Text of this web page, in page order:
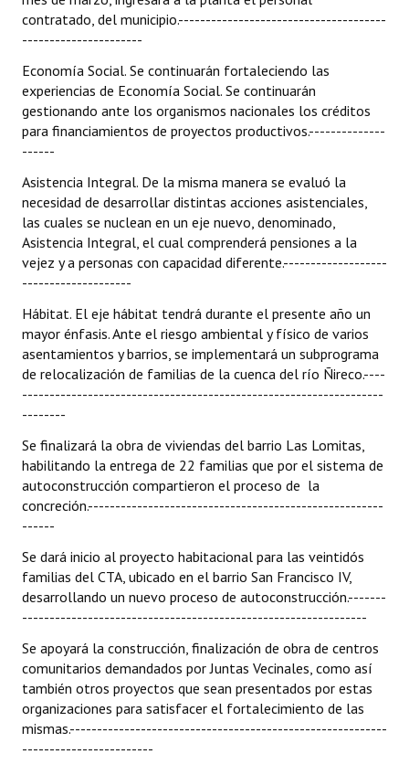
contratado, del municipio.--------------------------------------
----------------------
Economía Social. Se continuarán fortaleciendo las
experiencias de Economía Social. Se continuarán
gestionando ante los organismos nacionales los créditos
para financiamientos de proyectos productivos.--------------
------
Asistencia Integral. De la misma manera se evaluó la
necesidad de desarrollar distintas acciones asistenciales,
las cuales se nuclean en un eje nuevo, denominado,
Asistencia Integral, el cual comprenderá pensiones a la
vejez y a personas con capacidad diferente.-------------------
--------------------
Hábitat. El eje hábitat tendrá durante el presente año un
mayor énfasis. Ante el riesgo ambiental y físico de varios
asentamientos y barrios, se implementará un subprograma
de relocalización de familias de la cuenca del río Ñireco.----
------------------------------------------------------------------
--------
Se finalizará la obra de viviendas del barrio Las Lomitas,
habilitando la entrega de 22 familias que por el sistema de
autoconstrucción compartieron el proceso de la
concreción.------------------------------------------------------
------
Se dará inicio al proyecto habitacional para las veintidós
familias del CTA, ubicado en el barrio San Francisco IV,
desarrollando un nuevo proceso de autoconstrucción.-------
---------------------------------------------------------------
Se apoyará la construcción, finalización de obra de centros
comunitarios demandados por Juntas Vecinales, como así
también otros proyectos que sean presentados por estas
organizaciones para satisfacer el fortalecimiento de las
mismas.----------------------------------------------------------
------------------------